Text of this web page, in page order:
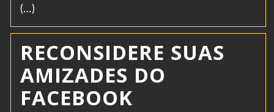
(…)
RECONSIDERE SUAS
AMIZADES DO
FACEBOOK